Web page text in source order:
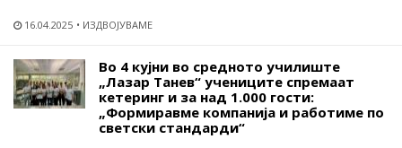
16.04.2025 ИЗДВОЈУВАМЕ
Во 4 кујни во средното училиште
„Лазар Танев“ учениците спремаат
кетеринг и за над 1.000 гости:
„Формиравме компанија и работиме по
светски стандарди“